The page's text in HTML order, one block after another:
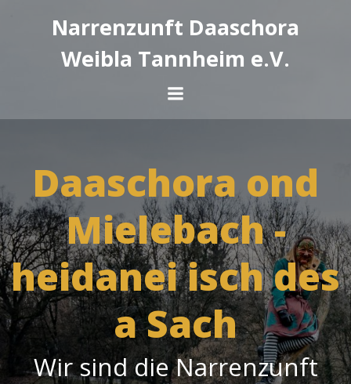
Inhalt
Narrenzunft Daaschora
Weibla Tannheim e.V.
Daaschora ond
Mielebach -
heidanei isch des
a Sach
Wir sind die Narrenzunft